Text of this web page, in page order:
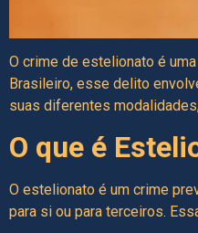
O crime de estelionato é
Brasileiro, esse delito
suas diferentes
O que é
O estelionato é um crime
para si ou para terceiros.